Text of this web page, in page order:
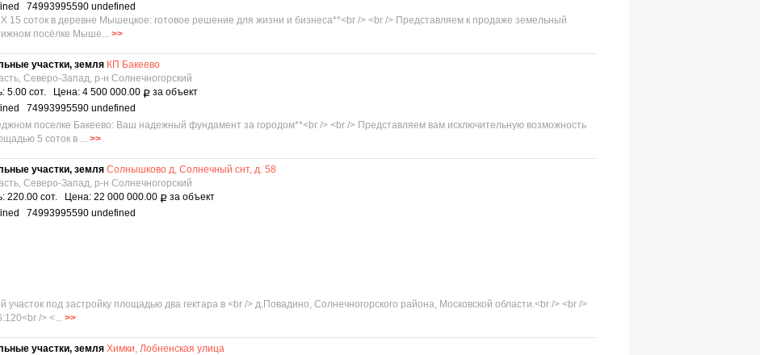
74993995590 undefined
15 соток в деревне Мышецкое: готовое решение для жизни и бизнеса**<br /> <br /> Представляем к продаже земельный
посёлке Мыше... >>
участки, земля КП Бакеево
Северо-Запад, р-н Солнечногорский
5.00 сот. Цена: 4 500 000.00 Р за объект
74993995590 undefined
поселке Бакеево: Ваш надежный фундамент за городом**<br /> <br /> Представляем вам исключительную возможность
5 соток в ... >>
участки, земля Солнышково д, Солнечный снт, д. 58
Северо-Запад, р-н Солнечногорский
220.00 сот. Цена: 22 000 000.00 Р за объект
74993995590 undefined
под застройку площадью два гектара в <br /> д.Повадино, Солнечногорского района, Московской области.<br /> <br />
/> <... >>
участки, земля Химки, Лобненская улица